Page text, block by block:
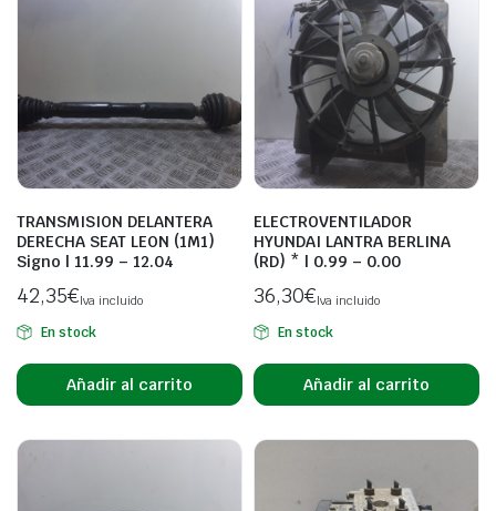
TRANSMISION DELANTERA
DERECHA SEAT LEON (1M1)
Signo | 11.99 – 12.04
42,35€Iva incluido
En stock
Añadir al carrito
ELECTROVENTILADOR
HYUNDAI LANTRA BERLINA
(RD) * | 0.99 – 0.00
36,30€Iva incluido
En stock
Añadir al carrito